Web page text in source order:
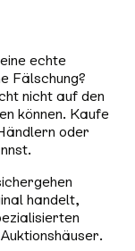
echte
Fälschung?
nicht auf den
können. Kaufe
oder
handelt,